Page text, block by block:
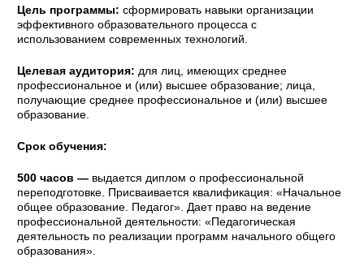
Цель программы: сформировать навыки организации
эффективного образовательного процесса с
использованием современных технологий.
Целевая аудитория: для лиц, имеющих среднее
профессиональное и (или) высшее образование; лица,
получающие среднее профессиональное и (или) высшее
образование.
Срок обучения:
500 часов — выдается диплом о профессиональной
переподготовке. Присваивается квалификация: «Начальное
общее образование. Педагог». Дает право на ведение
профессиональной деятельности: «Педагогическая
деятельность по реализации программ начального общего
образования».